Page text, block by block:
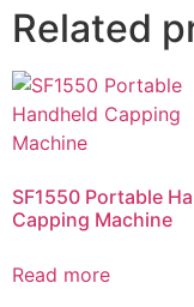
Related
SF1550 Portable
Capping Machine
Read more